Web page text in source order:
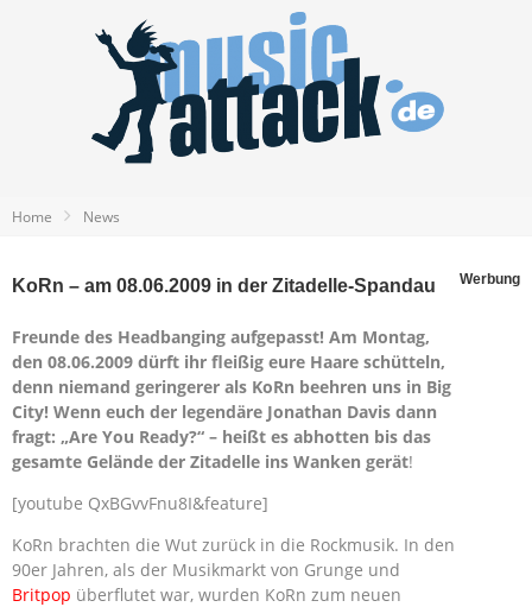
Home News
KoRn – am 08.06.2009 in der Zitadelle-Spandau Werbung
Freunde des Headbanging aufgepasst! Am Montag,
den 08.06.2009 dürft ihr fleißig eure Haare schütteln,
denn niemand geringerer als KoRn beehren uns in Big
City! Wenn euch der legendäre Jonathan Davis dann
fragt: „Are You Ready?“ – heißt es abhotten bis das
gesamte Gelände der Zitadelle ins Wanken gerät!
[youtube QxBGvvFnu8I&feature]
KoRn brachten die Wut zurück in die Rockmusik. In den
90er Jahren, als der Musikmarkt von Grunge und
Britpop überflutet war, wurden KoRn zum neuen